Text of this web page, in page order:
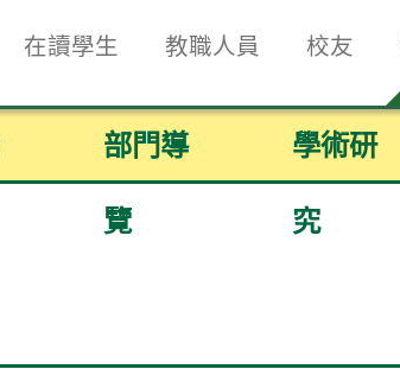
在讀學生 教職人員 校友
部門導
覽
學術研
究